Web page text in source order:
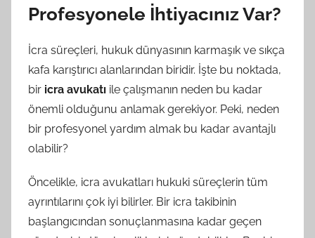
Profesyonele İhtiyacınız Var?
İcra süreçleri, hukuk dünyasının karmaşık ve sıkça
kafa karıştırıcı alanlarından biridir. İşte bu noktada,
bir icra avukatı ile çalışmanın neden bu kadar
önemli olduğunu anlamak gerekiyor. Peki, neden
bir profesyonel yardım almak bu kadar avantajlı
olabilir?
Öncelikle, icra avukatları hukuki süreçlerin tüm
ayrıntılarını çok iyi bilirler. Bir icra takibinin
başlangıcından sonuçlanmasına kadar geçen